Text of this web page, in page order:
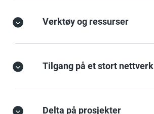
Verktøy og ressurser
Tilgang på et stort nettverk
Delta på prosjekter